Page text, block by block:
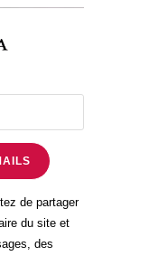
de partager
du site et
des